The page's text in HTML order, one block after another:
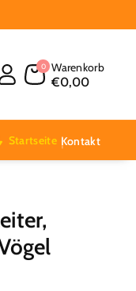
0 Warenkorb
€0,00
Startseite Kontakt